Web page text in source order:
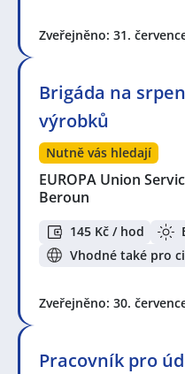
Zveřejněno: 31.
Brigáda na
výrobků
Nutně vás hledají
EUROPA Union
Beroun
145 Kč / hod
Vhodné také pro
Zveřejněno: 30.
Pracovník pro